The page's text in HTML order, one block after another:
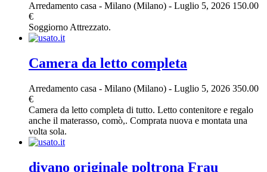
Arredamento casa - Milano (Milano) - Luglio 5, 2026 150.00
€
Soggiorno Attrezzato.
Camera da letto completa
Arredamento casa - Milano (Milano) - Luglio 5, 2026 350.00
€
Camera da letto completa di tutto. Letto contenitore e regalo
anche il materasso, comò,. Comprata nuova e montata una
volta sola.
divano originale poltrona Frau